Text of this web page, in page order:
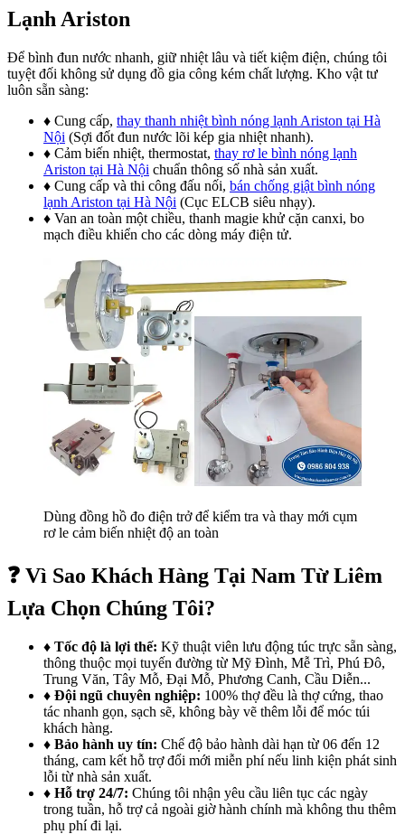
Lạnh Ariston
Để bình đun nước nhanh, giữ nhiệt lâu và tiết kiệm điện, chúng tôi
tuyệt đối không sử dụng đồ gia công kém chất lượng. Kho vật tư
luôn sẵn sàng:
♦ Cung cấp, thay thanh nhiệt bình nóng lạnh Ariston tại Hà
Nội (Sợi đốt đun nước lõi kép gia nhiệt nhanh).
♦ Cảm biến nhiệt, thermostat, thay rơ le bình nóng lạnh
Ariston tại Hà Nội chuẩn thông số nhà sản xuất.
♦ Cung cấp và thi công đấu nối, bán chống giật bình nóng
lạnh Ariston tại Hà Nội (Cục ELCB siêu nhạy).
♦ Van an toàn một chiều, thanh magie khử cặn canxi, bo
mạch điều khiển cho các dòng máy điện tử.
Dùng đồng hồ đo điện trở để kiểm tra và thay mới cụm
rơ le cảm biến nhiệt độ an toàn
❓ Vì Sao Khách Hàng Tại Nam Từ Liêm
Lựa Chọn Chúng Tôi?
♦ Tốc độ là lợi thế: Kỹ thuật viên lưu động túc trực sẵn sàng,
thông thuộc mọi tuyến đường từ Mỹ Đình, Mễ Trì, Phú Đô,
Trung Văn, Tây Mỗ, Đại Mỗ, Phương Canh, Cầu Diễn...
♦ Đội ngũ chuyên nghiệp: 100% thợ đều là thợ cứng, thao
tác nhanh gọn, sạch sẽ, không bày vẽ thêm lỗi để móc túi
khách hàng.
♦ Bảo hành uy tín: Chế độ bảo hành dài hạn từ 06 đến 12
tháng, cam kết hỗ trợ đổi mới miễn phí nếu linh kiện phát sinh
lỗi từ nhà sản xuất.
♦ Hỗ trợ 24/7: Chúng tôi nhận yêu cầu liên tục các ngày
trong tuần, hỗ trợ cả ngoài giờ hành chính mà không thu thêm
phụ phí đi lại.